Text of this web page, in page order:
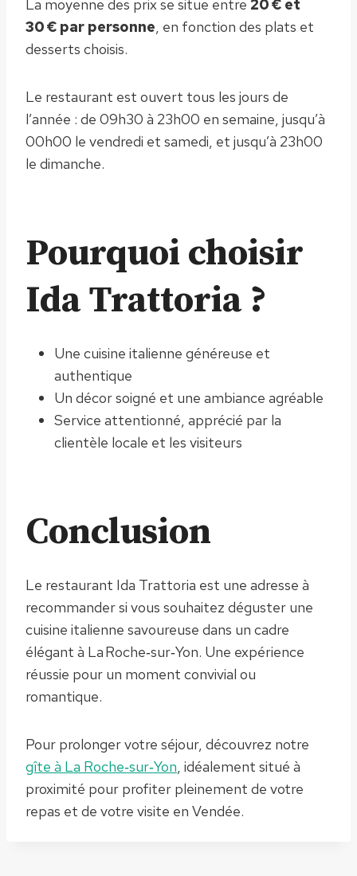
La moyenne des prix se situe entre 20 € et
30 € par personne, en fonction des plats et
desserts choisis.
Le restaurant est ouvert tous les jours de
l’année : de 09h30 à 23h00 en semaine, jusqu’à
00h00 le vendredi et samedi, et jusqu’à 23h00
le dimanche.
Pourquoi choisir
Ida Trattoria ?
Une cuisine italienne généreuse et
authentique
Un décor soigné et une ambiance agréable
Service attentionné, apprécié par la
clientèle locale et les visiteurs
Conclusion
Le restaurant Ida Trattoria est une adresse à
recommander si vous souhaitez déguster une
cuisine italienne savoureuse dans un cadre
élégant à La Roche‑sur‑Yon. Une expérience
réussie pour un moment convivial ou
romantique.
Pour prolonger votre séjour, découvrez notre
gîte à La Roche‑sur‑Yon, idéalement situé à
proximité pour profiter pleinement de votre
repas et de votre visite en Vendée.